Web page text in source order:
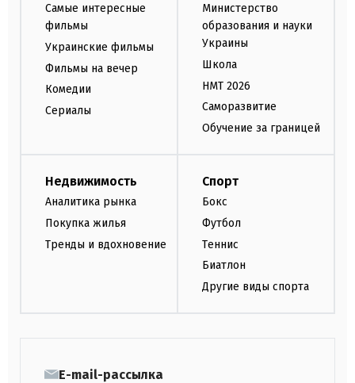
Самые интересные
фильмы
Украинские фильмы
Фильмы на вечер
Комедии
Сериалы
Министерство
образования и науки
Украины
Школа
НМТ 2026
Саморазвитие
Обучение за границей
Недвижимость
Аналитика рынка
Покупка жилья
Тренды и вдохновение
Спорт
Бокс
Футбол
Теннис
Биатлон
Другие виды спорта
E-mail-рассылка